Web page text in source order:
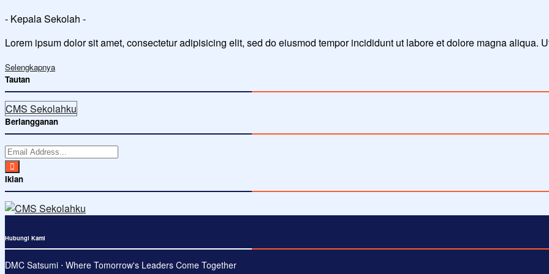
- Kepala Sekolah -
Lorem ipsum dolor sit amet, consectetur adipisicing elit, sed do eiusmod tempor incididunt ut labore et dolore magna aliqua.
Selengkapnya
Tautan
CMS Sekolahku
Berlangganan
Iklan
Hubungi Kami
DMC Satsumi ⋅ Where Tomorrow's Leaders Come Together